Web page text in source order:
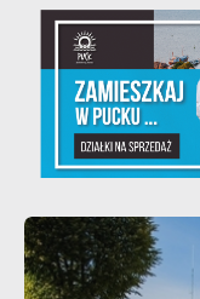
Teatralne